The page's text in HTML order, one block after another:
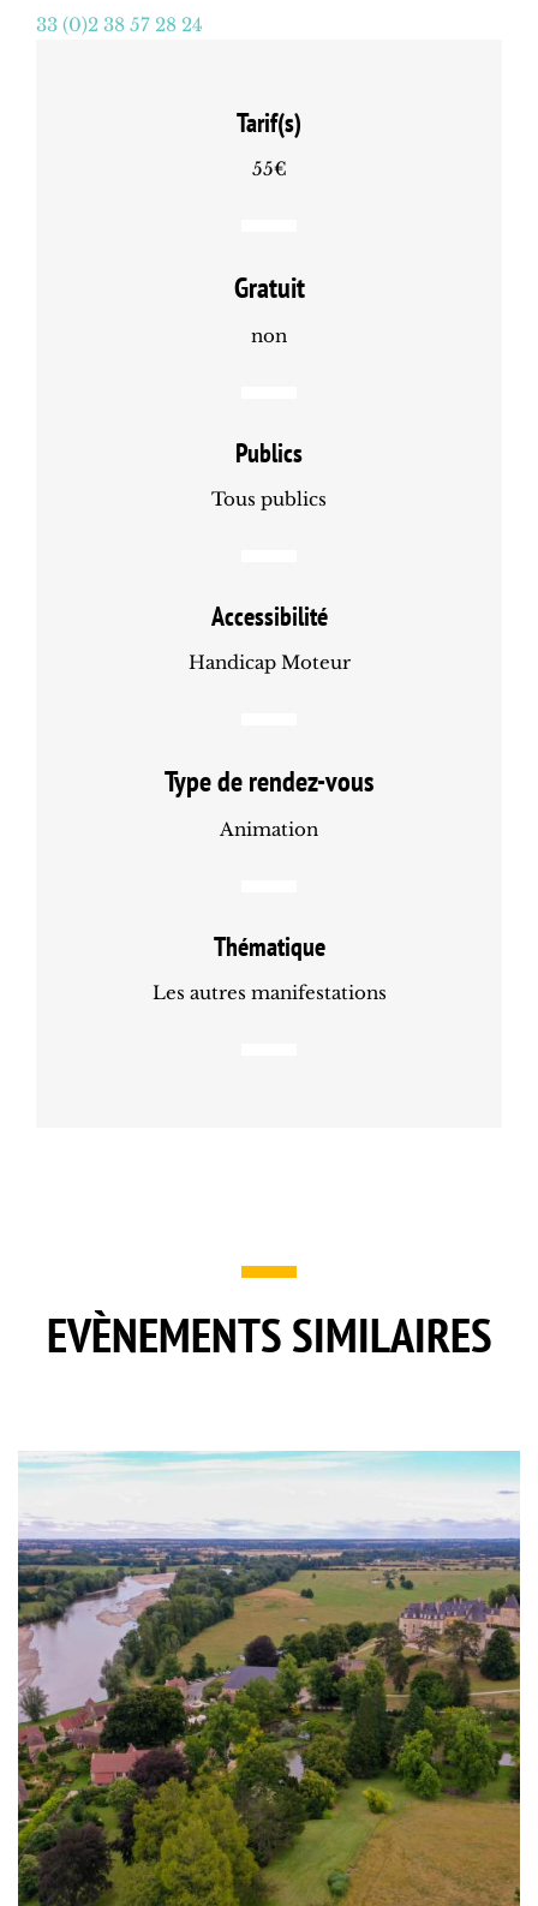
33 (0)2 38 57 28 24
Tarif(s)
55€
Gratuit
non
Publics
Tous publics
Accessibilité
Handicap Moteur
Type de rendez-vous
Animation
Thématique
Les autres manifestations
EVÈNEMENTS SIMILAIRES